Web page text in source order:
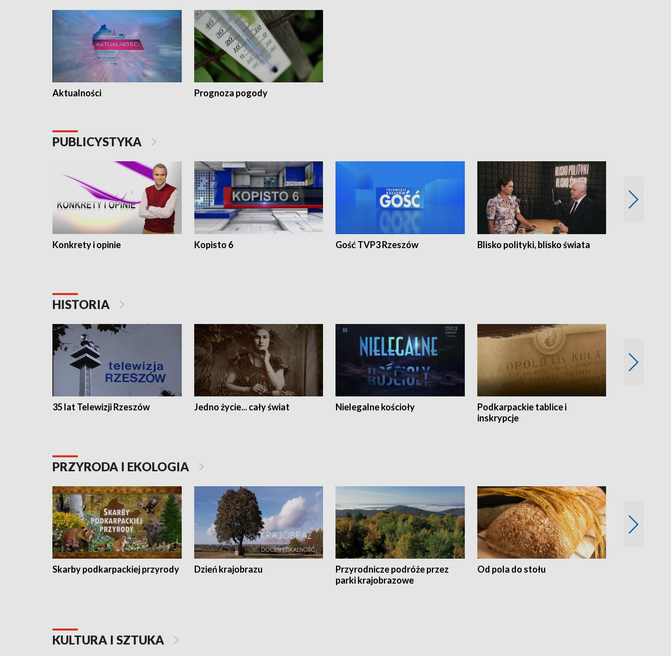
Aktualności Prognoza pogody
PUBLICYSTYKA
Konkrety i opinie Kopisto 6 Gość TVP3 Rzeszów Blisko polityki, blisko świata
HISTORIA
35 lat Telewizji Rzeszów Jedno życie... cały świat Nielegalne kościoły
Podkarpackie tablice i
inskrypcje
PRZYRODA I EKOLOGIA
Skarby podkarpackiej przyrody Dzień krajobrazu
Przyrodnicze podróże przez
parki krajobrazowe
Od pola do stołu
KULTURA I SZTUKA